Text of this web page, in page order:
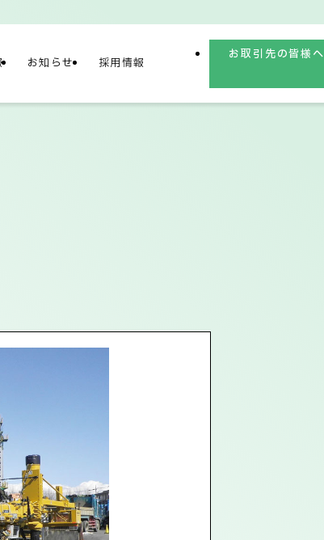
ネットワーク
お知らせ 採用情報
お取引先の皆様へ